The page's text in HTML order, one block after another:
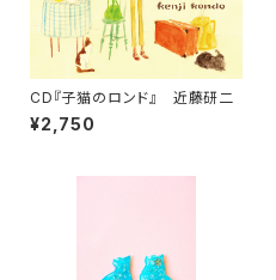
CD『子猫のロンド』 近藤研二
¥2,750